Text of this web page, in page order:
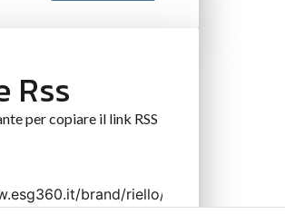
Rss
per copiare il link RSS